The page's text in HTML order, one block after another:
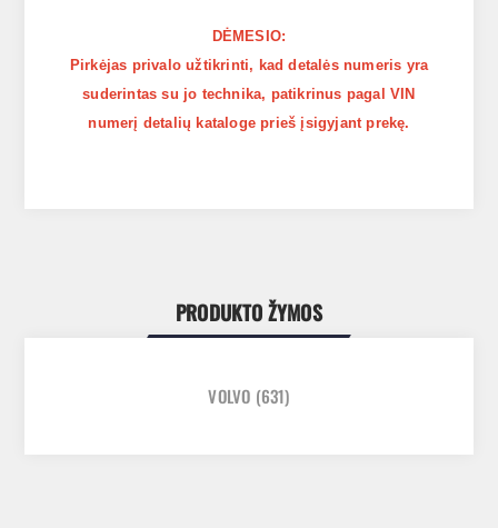
DĖMESIO:
Pirkėjas privalo užtikrinti, kad detalės numeris yra
suderintas su jo technika, patikrinus pagal VIN
numerį detalių kataloge prieš įsigyjant prekę.
PRODUKTO ŽYMOS
VOLVO (631)